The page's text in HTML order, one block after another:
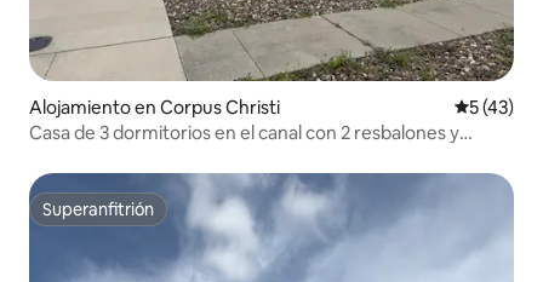
Alojamiento en Corpus Christi
5 (43)
Casa de 3 dormitorios en el canal con 2 resbalones y
Superanfitrión
Superanfitrión